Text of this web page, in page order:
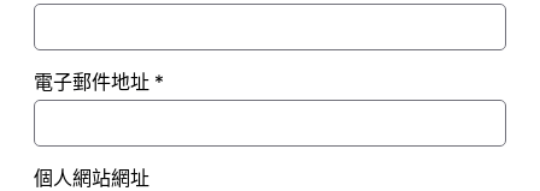
電子郵件地址 *
個人網站網址